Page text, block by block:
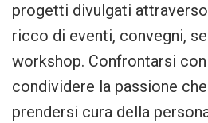
progetti divulgati
ricco di eventi, convegni,
workshop. Confrontarsi
condividere la passione
prendersi cura della